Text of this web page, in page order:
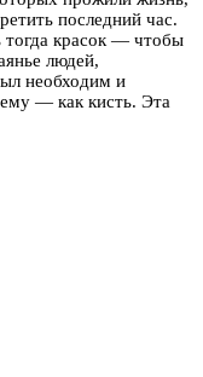
последний час.
тогда красок — чтобы
людей,
необходим и
— как кисть. Эта